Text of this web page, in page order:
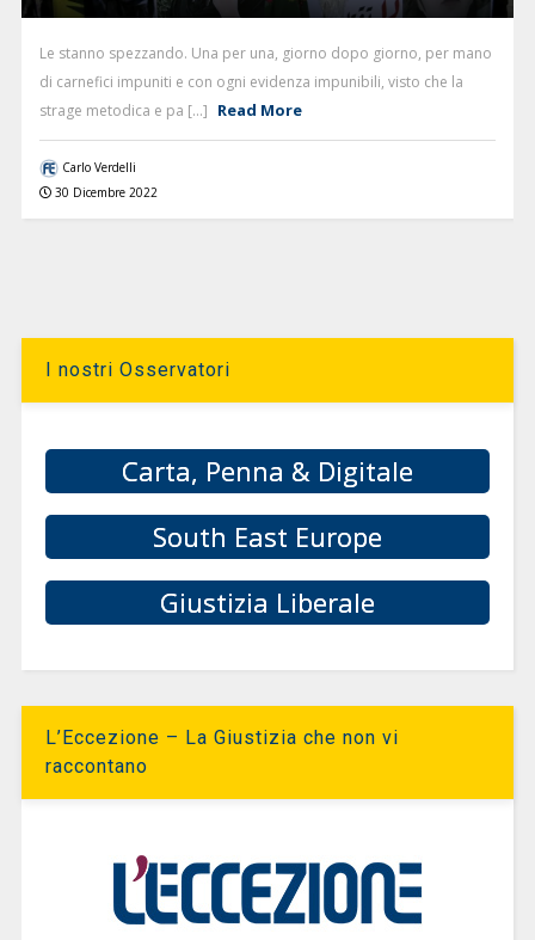
Le stanno spezzando. Una per una, giorno dopo giorno, per mano
di carnefici impuniti e con ogni evidenza impunibili, visto che la
strage metodica e pa [...] Read More
Carlo Verdelli
30 Dicembre 2022
I nostri Osservatori
Carta, Penna & Digitale
South East Europe
Giustizia Liberale
L’Eccezione – La Giustizia che non vi
raccontano